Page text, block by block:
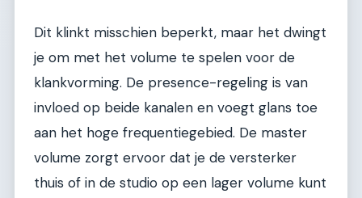
Dit klinkt misschien beperkt, maar het dwingt
je om met het volume te spelen voor de
klankvorming. De presence-regeling is van
invloed op beide kanalen en voegt glans toe
aan het hoge frequentiegebied. De master
volume zorgt ervoor dat je de versterker
thuis of in de studio op een lager volume kunt